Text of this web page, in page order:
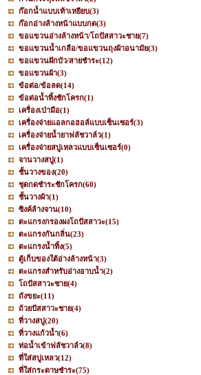
ก๊อกน้ำแบบเท้าเหยียบ(3)
ก๊อกอ่างล้างหน้าแบบกด(3)
ขอแขวนอ่างล้างหน้า/โถปัสสาวะชาย(7)
ขอแขวนน้ำเกลือ/ขอแขวนถุงผ้าอนามัย(3)
ขอแขวนฝักบัว/สายชำระ(12)
ขอแขวนผ้า(3)
ข้อต่อ/ข้อลด(14)
ข้อต่อน้ำทิ้งชักโครก(1)
เครื่องเป่ามือ(1)
เครื่องจ่ายแอลกอฮอล์แบบเซ็นเซอร์(3)
เครื่องจ่ายน้ำยาฟลัชวาล์ว(1)
เครื่องจ่ายสบู่เหลวแบบเซ็นเซอร์(0)
จานวางสบู่(1)
ชั้นวางของ(20)
ชุดกดชำระชักโครก(60)
ชั้นวางผ้า(1)
ซิงค์ล้างจาน(10)
ตะแกรงกรองผงโถปัสสาวะ(15)
ตะแกรงกันกลิ่น(23)
ตะแกรงน้ำทิ้ง(5)
ตู้เก็บของใต้อ่างล้างหน้า(3)
ตะแกรงสำหรับอ่างอาบน้ำ(2)
โถปัสสาวะชาย(4)
ถังขยะ(11)
ถ้วยปัสสาวะชาย(4)
ที่วางสบู่(20)
ที่วางแก้วน้ำ(6)
ท่อน้ำเข้าฟลัชวาล์ว(8)
ที่ใส่สบู่เหลว(12)
ที่ใส่กระดาษชำระ(75)